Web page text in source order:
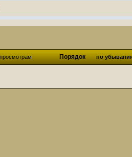
на бумаге.
варианте нету вариантов?
просмотрам Порядок по